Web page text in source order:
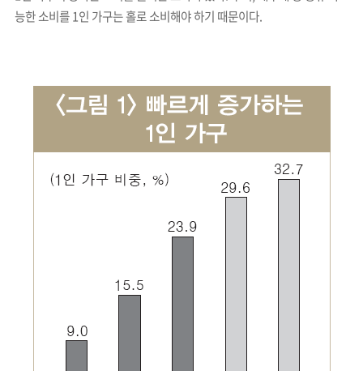
능한 소비를 1인 가구는 홀로 소비해야 하기 때문이다.